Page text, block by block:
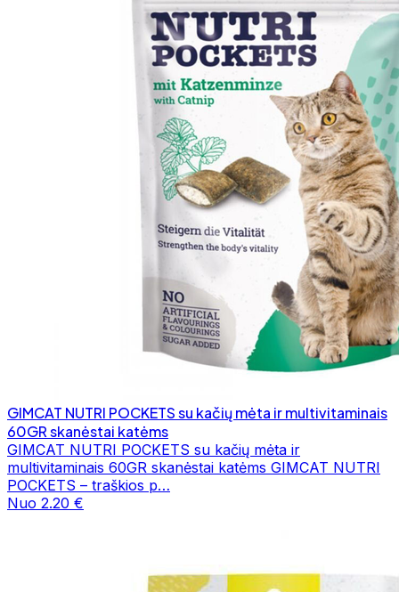
GIMCAT NUTRI POCKETS su kačių mėta ir multivitaminais
60GR skanėstai katėms
GIMCAT NUTRI POCKETS su kačių mėta ir
multivitaminais 60GR skanėstai katėms GIMCAT NUTRI
POCKETS – traškios p…
Nuo 2.20 €